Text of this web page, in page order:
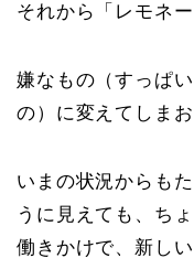
それから「レモネ
嫌なもの（すっぱ
の）に変えてしま
いまの状況からも
うに見えても、ち
働きかけで、新し